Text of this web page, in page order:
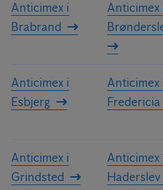
Anticimex i
Brabrand
Anticimex
Anticimex i
Esbjerg
Anticimex
Fredericia
Anticimex i
Grindsted
Anticimex
Haderslev